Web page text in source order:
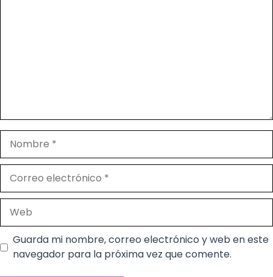
Nombre
electrónico
Guarda mi nombre, correo electrónico y web en este
navegador para la próxima vez que comente.